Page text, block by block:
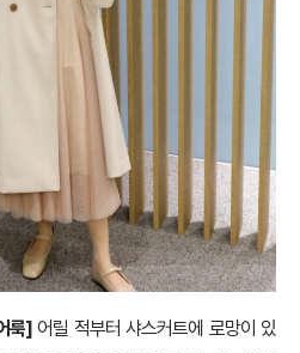
룩]어릴 적부터 샤스커트에 로망이 있